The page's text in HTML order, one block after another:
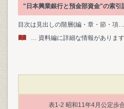
"日本興業銀行と預金部資金"の索引
目次は見出しの階層(編・章・節・項
… 資料編に詳細な情報があります
表1-2 昭和11年4月公定歩